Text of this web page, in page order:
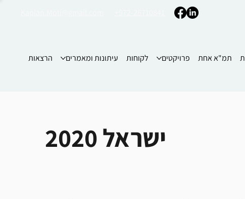
תמ"א אחת פרויקטים לקוחות עיתונות ומאמרים הרצאות
ישראל 2020